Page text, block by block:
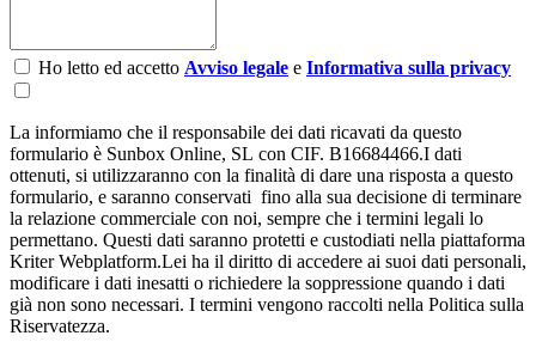
Ho letto ed accetto Avviso legale e Informativa sulla privacy
La informiamo che il responsabile dei dati ricavati da questo
formulario è Sunbox Online, SL con CIF. B16684466.I dati
ottenuti, si utilizzaranno con la finalità di dare una risposta a questo
formulario, e saranno conservati fino alla sua decisione di terminare
la relazione commerciale con noi, sempre che i termini legali lo
permettano. Questi dati saranno protetti e custodiati nella piattaforma
Kriter Webplatform.Lei ha il diritto di accedere ai suoi dati personali,
modificare i dati inesatti o richiedere la soppressione quando i dati
già non sono necessari. I termini vengono raccolti nella Politica sulla
Riservatezza.